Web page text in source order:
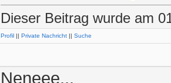
Dieser Beitrag wurde am
Profil || Private Nachricht || Suche
Neneee...